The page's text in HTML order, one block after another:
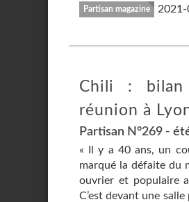
Partisan magazine
Chili :
réunion à
Partisan N°269 -
« Il y a 40 ans, un
marqué la défaite du
ouvrier et populaire
C’est devant une salle